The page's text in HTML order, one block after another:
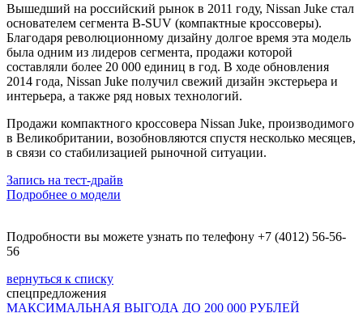
Вышедший на российский рынок в 2011 году, Nissan Juke стал
основателем сегмента B-SUV (компактные кроссоверы).
Благодаря революционному дизайну долгое время эта модель
была одним из лидеров сегмента, продажи которой
составляли более 20 000 единиц в год. В ходе обновления
2014 года, Nissan Juke получил свежий дизайн экстерьера и
интерьера, а также ряд новых технологий.
Продажи компактного кроссовера Nissan Juke, производимого
в Великобритании, возобновляются спустя несколько месяцев,
в связи со стабилизацией рыночной ситуации.
Запись на тест-драйв
Подробнее о модели
Подробности вы можете узнать по телефону +7 (4012) 56-56-
56
вернуться к списку
спецпредложения
МАКСИМАЛЬНАЯ ВЫГОДА ДО 200 000 РУБЛЕЙ